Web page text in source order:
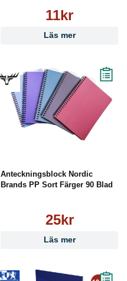
11kr
Läs mer
Anteckningsblock Nordic
Brands PP Sort Färger 90 Blad
25kr
Läs mer